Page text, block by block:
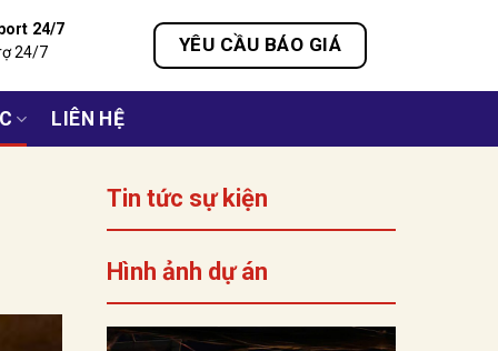
24/7
24/7
YÊU CẦU BÁO GIÁ
LIÊN HỆ
Tin tức sự kiện
Hình ảnh dự án